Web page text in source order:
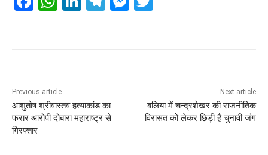
o
o
k
p
p
n
m
er
Previous article
आशुतोष श्रीवास्तव हत्याकांड का
फरार आरोपी दोबारा महाराष्ट्र से
गिरफ्तार
Next article
बलिया में चन्द्रशेखर की राजनीतिक
विरासत को लेकर छिड़ी है चुनावी जंग